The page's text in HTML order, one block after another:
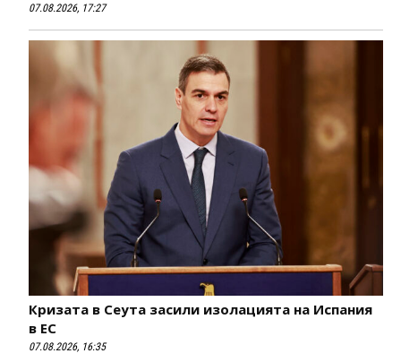
07.08.2026, 17:27
Кризата в Сеута засили изолацията на Испания
в ЕС
07.08.2026, 16:35